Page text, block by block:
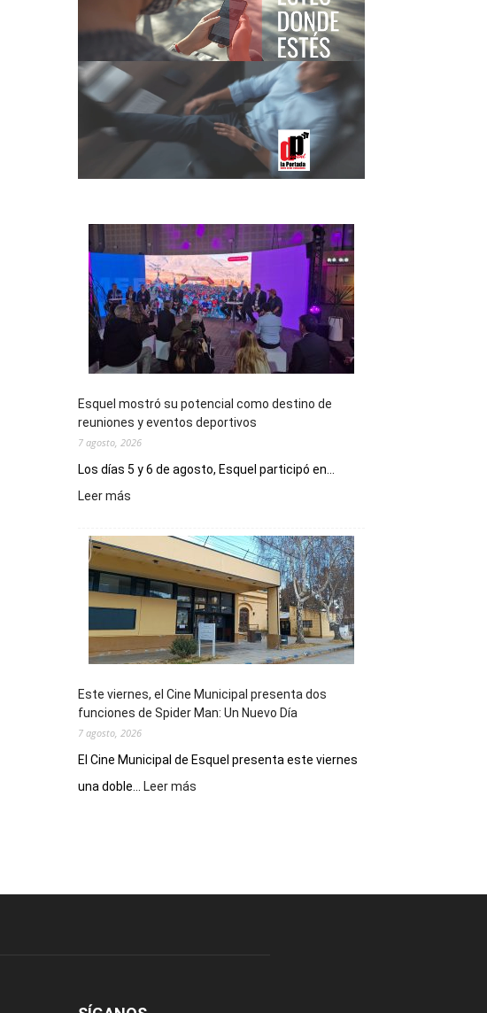
Esquel mostró su potencial como destino de
reuniones y eventos deportivos
7 agosto, 2026
Los días 5 y 6 de agosto, Esquel participó en...
Leer más
su
potencial
como
destino
de
reuniones
y
deportivos
Este viernes, el Cine Municipal presenta dos
funciones de Spider Man: Un Nuevo Día
7 agosto, 2026
El Cine Municipal de Esquel presenta este viernes
una doble...
Leer más
presenta